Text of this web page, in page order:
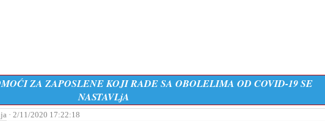
ZA ZAPOSLENE KOJI RADE SA OBOLELIMA OD COVID-19 SE
NASTAVLjA
· 2/11/2020 17:22:18